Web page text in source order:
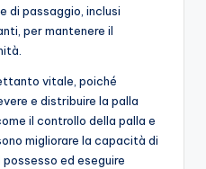
di passaggio, inclusi
per mantenere il
vitale, poiché
e distribuire la palla
il controllo della palla e
migliorare la capacità di
ed eseguire